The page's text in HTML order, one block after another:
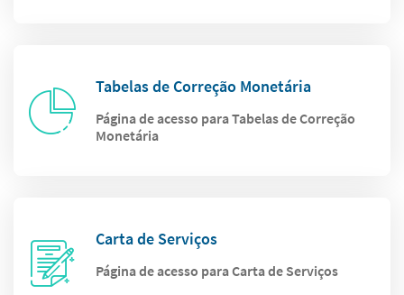
Tabelas de Correção Monetária
Página de acesso para Tabelas de Correção
Monetária
Carta de Serviços
Página de acesso para Carta de Serviços